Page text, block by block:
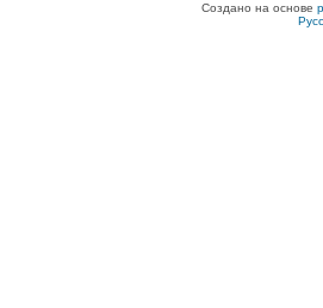
Создано на основе